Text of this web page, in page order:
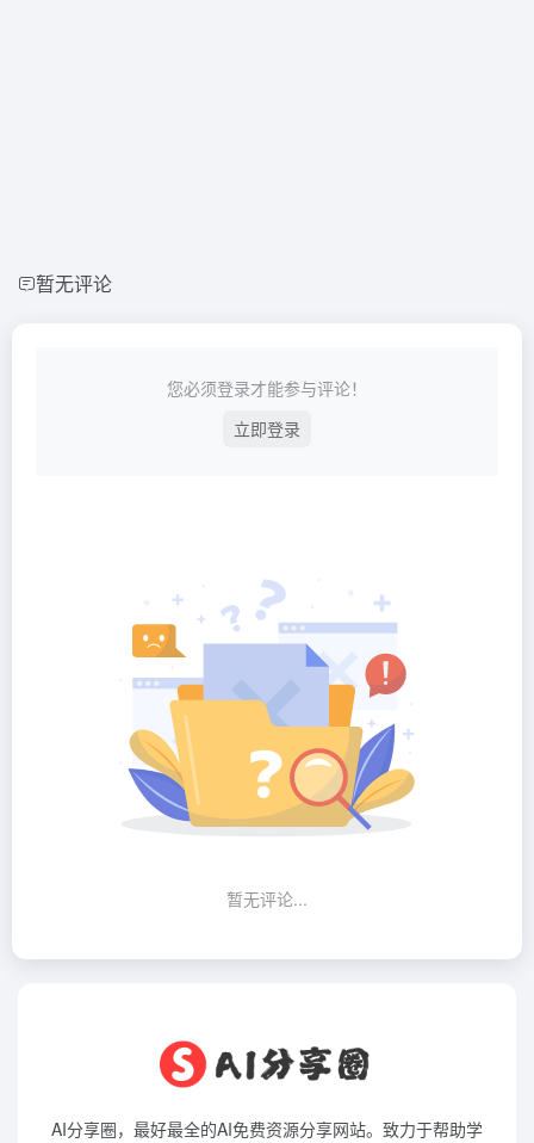
暂无评论
您必须登录才能参与评论！
立即登录
暂无评论...
AI分享圈，最好最全的AI免费资源分享网站。致力于帮助学